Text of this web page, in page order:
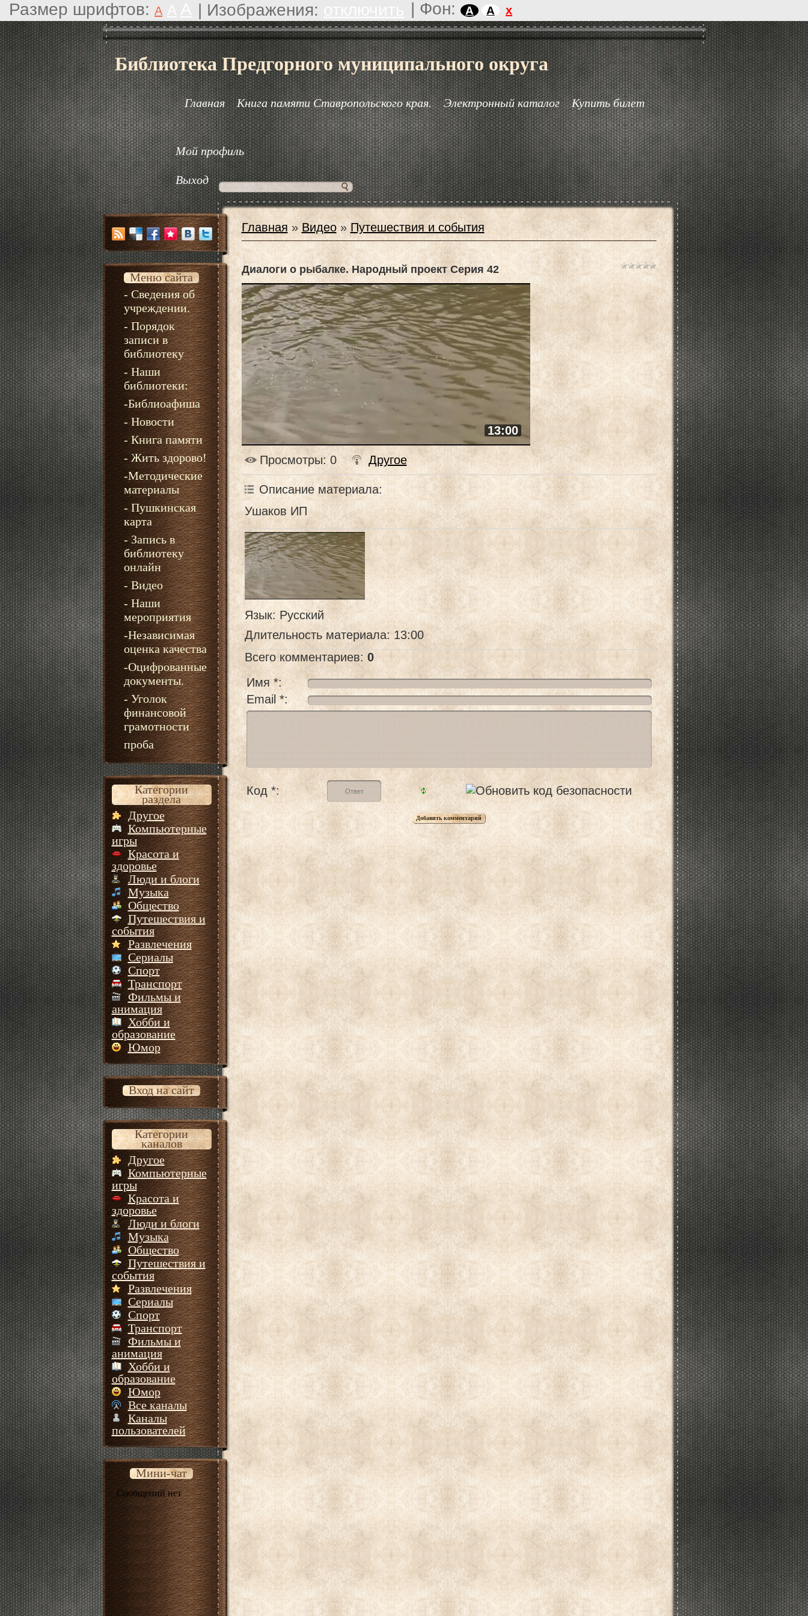
Размер шрифтов: A | Изображения: | Фон: A A x
Библиотека Предгорного муниципального округа
Главная Книга памяти Ставропольского края. Электронный каталог Купить билет
Мой профиль
Выход
Меню сайта
- Сведения об
учреждении.
- Порядок
записи в
библиотеку
- Наши
библиотеки:
-Библиоафиша
- Новости
- Книга памяти
- Жить здорово!
-Методические
материалы
- Пушкинская
карта
- Запись в
библиотеку
онлайн
- Видео
- Наши
мероприятия
-Независимая
оценка качества
-Оцифрованные
документы.
- Уголок
финансовой
грамотности
проба
Категории
раздела
Другое
Компьютерные
игры
Красота и
здоровье
Люди и блоги
Музыка
Общество
Путешествия и
события
Развлечения
Сериалы
Спорт
Транспорт
Фильмы и
анимация
Хобби и
образование
Юмор
Вход на сайт
Категории
каналов
Другое
Компьютерные
игры
Красота и
здоровье
Люди и блоги
Музыка
Общество
Путешествия и
события
Развлечения
Сериалы
Спорт
Транспорт
Фильмы и
анимация
Хобби и
образование
Юмор
Все каналы
Каналы
пользователей
Мини-чат
Главная »Видео» Путешествия и события
Диалоги о рыбалке. Народный проект Серия 42
13:00
Просмотры: 0 Другое
Описание материала:
Ушаков ИП
Язык: Русский
Длительность материала: 13:00
Всего комментариев: 0
Имя *:
Email *:
Код *: